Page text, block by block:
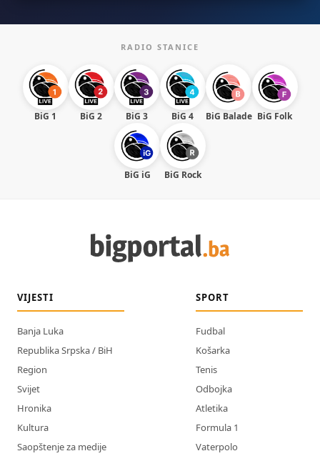
RADIO STANICE
BiG 1 BiG 2 BiG 3 BiG 4 BiG Balade BiG Folk
BiG iG BiG Rock
VIJESTI
Banja Luka
Republika Srpska / BiH
Region
Svijet
Hronika
Kultura
Saopštenje za medije
SPORT
Fudbal
Košarka
Tenis
Odbojka
Atletika
Formula 1
Vaterpolo